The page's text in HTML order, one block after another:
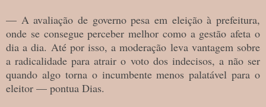
— A avaliação de governo pesa em eleição à prefeitura,
onde se consegue perceber melhor como a gestão afeta o
dia a dia. Até por isso, a moderação leva vantagem sobre
a radicalidade para atrair o voto dos indecisos, a não ser
quando algo torna o incumbente menos palatável para o
eleitor — pontua Dias.